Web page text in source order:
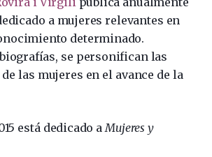
a mujeres relevantes en
determinado.
se personifican las
las mujeres en el avance de la
está dedicado aMujeres y